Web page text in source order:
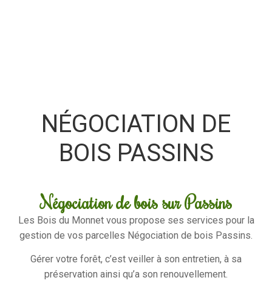
NÉGOCIATION DE
BOIS PASSINS
Négociation de bois sur Passins
Les Bois du Monnet vous propose ses services pour la
gestion de vos parcelles Négociation de bois Passins.
Gérer votre forêt, c’est veiller à son entretien, à sa
préservation ainsi qu’a son renouvellement.